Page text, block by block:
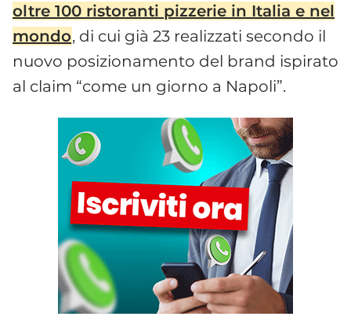
oltre 100 ristoranti pizzerie in Italia e nel
mondo, di cui già 23 realizzati secondo il
nuovo posizionamento del brand ispirato
al claim “come un giorno a Napoli”.